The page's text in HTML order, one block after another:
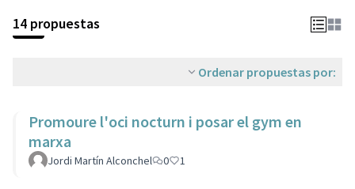
14 propuestas
Ordenar propuestas por:
Promoure l'oci nocturn i posar el gym en
marxa
Jordi Martín Alconchel 0 1